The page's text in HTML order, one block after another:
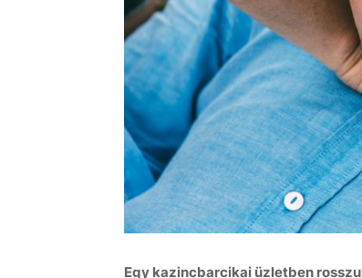
Egy kazincbarcikai üzletben